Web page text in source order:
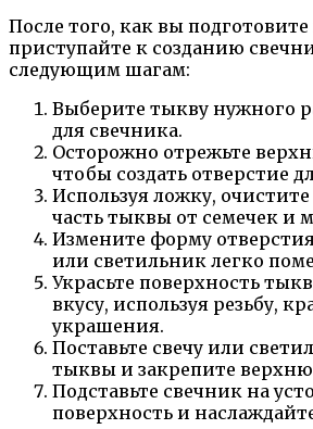
После того, как вы
приступайте к созданию
следующим шагам:
Выберите тыкву нужного
для свечника.
Осторожно отрежьте
чтобы создать отверстие
Используя ложку,
часть тыквы от семечек и
Измените форму
или светильник легко
Украсьте поверхность
вкусу, используя резьбу,
украшения.
Поставьте свечу или
тыквы и закрепите
Подставьте свечник на
поверхность и